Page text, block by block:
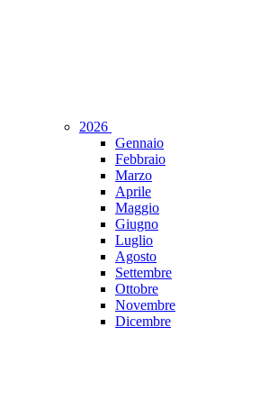
2026
Gennaio
Febbraio
Marzo
Aprile
Maggio
Giugno
Luglio
Agosto
Settembre
Ottobre
Novembre
Dicembre